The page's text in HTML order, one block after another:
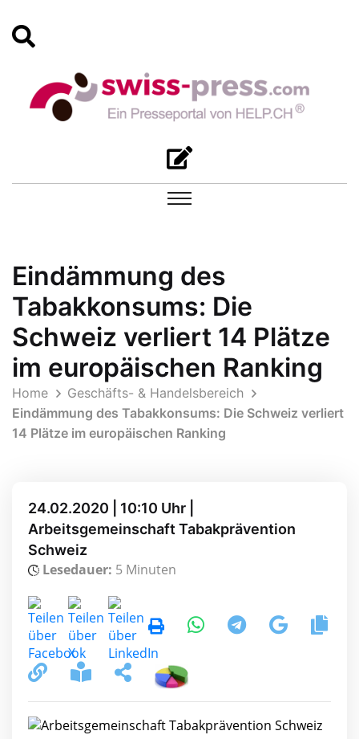
Eindämmung des
Tabakkonsums: Die
Schweiz verliert 14 Plätze
im europäischen Ranking
Home
Geschäfts- & Handelsbereich
Eindämmung des Tabakkonsums: Die Schweiz verliert
14 Plätze im europäischen Ranking
24.02.2020 | 10:10 Uhr |
Arbeitsgemeinschaft Tabakprävention
Schweiz
Lesedauer: 5 Minuten